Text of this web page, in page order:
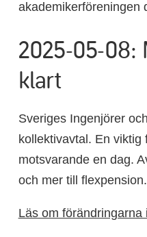
akademikerföreningen
2025-05-08:
klart
Sveriges Ingenjörer
kollektivavtal. En
motsvarande en dag.
och mer till
Läs om förändringarna